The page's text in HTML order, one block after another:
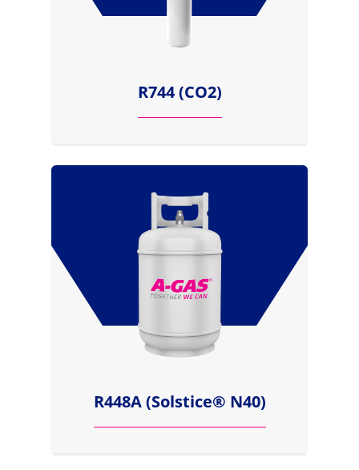
R744 (CO2)
R448A (Solstice® N40)